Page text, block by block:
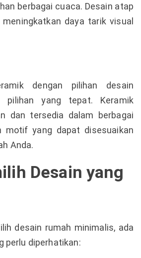
berbagai cuaca. Desain atap
daya tarik visual
dengan pilihan desain
pilihan yang tepat. Keramik
dan tersedia dalam berbagai
motif yang dapat disesuaikan
Anda.
Desain yang
desain rumah minimalis, ada
perlu diperhatikan: